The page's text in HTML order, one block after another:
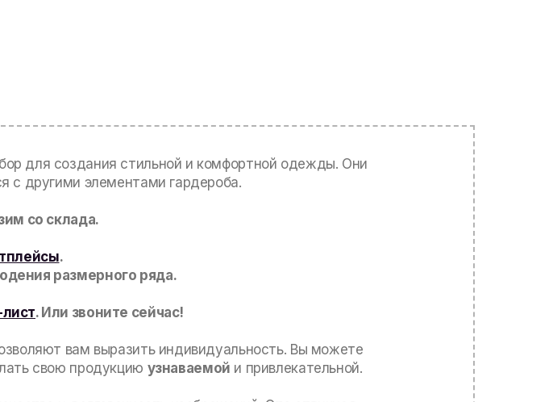
для создания стильной и комфортной одежды. Они
с другими элементами гардероба.
со склада.
.
размерного ряда.
. Или звоните сейчас!
вам выразить индивидуальность. Вы можете
свою продукцию узнаваемой и привлекательной.